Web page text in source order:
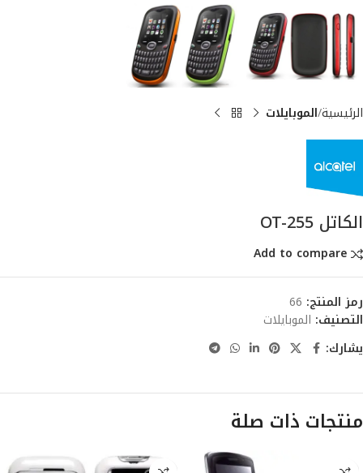
الرئيسية الموبايلات
الكاتل OT-255
Add to compare
رمز المنتج: 66
التصنيف: الموبايلات
يشارك:
منتجات ذات صلة